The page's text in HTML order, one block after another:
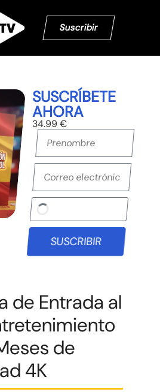
Suscribir
SUSCRÍBETE
AHORA
34.99 €
SUSCRIBIR
de Entrada al
de
4K